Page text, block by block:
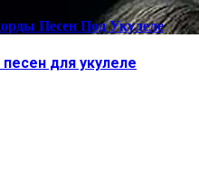
Песен Под Укулеле
для укулеле